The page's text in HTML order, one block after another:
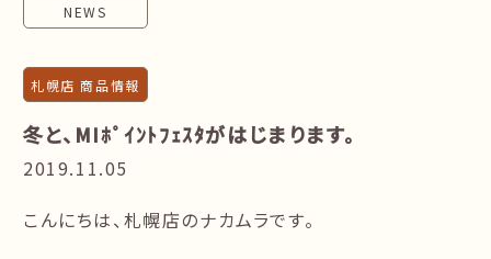
NEWS
札幌店 商品情報
冬と、MIﾎﾟｲﾝﾄﾌｪｽﾀがはじまります。
2019.11.05
こんにちは、札幌店のナカムラです。